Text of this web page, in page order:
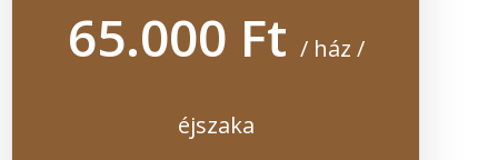
65.000 Ft / ház /
éjszaka